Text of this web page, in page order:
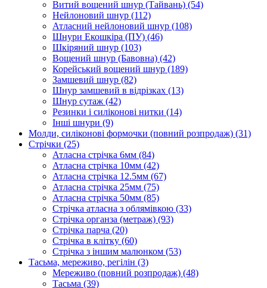
Витий вощений шнур (Тайвань) (54)
Нейлоновий шнур (112)
Атласний нейлоновий шнур (108)
Шнури Екошкіра (ПУ) (46)
Шкіряний шнур (103)
Вощений шнур (Бавовна) (42)
Корейський вощений шнур (189)
Замшевий шнур (82)
Шнур замшевий в відрізках (13)
Шнур сутаж (42)
Резинки і силіконові нитки (14)
Інші шнури (9)
Молди, силіконові формочки (повний розпродаж) (31)
Стрічки (25)
Атласна стрічка 6мм (84)
Атласна стрічка 10мм (42)
Атласна стрічка 12.5мм (67)
Атласна стрічка 25мм (75)
Атласна стрічка 50мм (85)
Стрічка атласна з облямівкою (33)
Стрічка органза (метраж) (93)
Стрічка парча (20)
Стрічка в клітку (60)
Стрічка з іншим малюнком (53)
Тасьма, мереживо, регілін (3)
Мереживо (повний розпродаж) (48)
Тасьма (39)